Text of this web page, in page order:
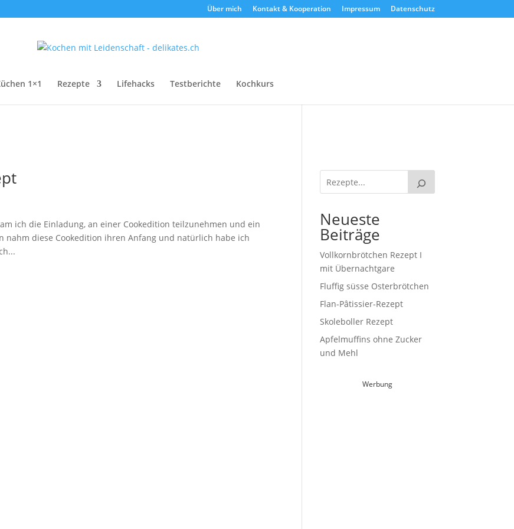
Über mich Kontakt & Kooperation Impressum Datenschutz
1×1 Rezepte Lifehacks Testberichte Kochkurs
ich die Einladung, an einer Cookedition teilzunehmen und ein
nahm diese Cookedition ihren Anfang und natürlich habe ich
Neueste
Beiträge
Vollkornbrötchen Rezept I
mit Übernachtgare
Fluffig süsse Osterbrötchen
Flan-Pâtissier-Rezept
Skoleboller Rezept
Apfelmuffins ohne Zucker
und Mehl
Werbung